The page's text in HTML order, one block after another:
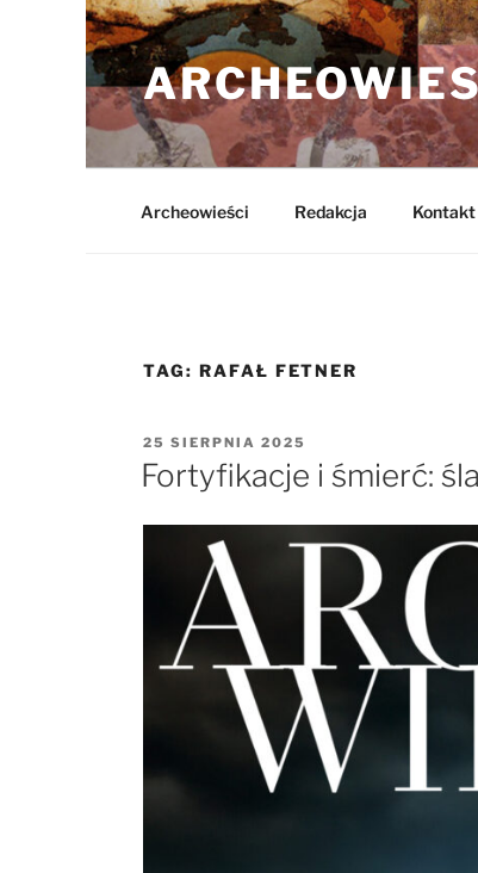
Przejdź
do
treści
Archeowieści Redakcja Kontakt
TAG: RAFAŁ FETNER
OPUBLIKOWANE
W
25 SIERPNIA 2025
Fortyfikacje i śmierć: